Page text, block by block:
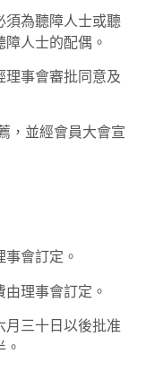
為聽障人士或聽
人士的配偶。
理事會審批同意及
，並經會員大會宣
會訂定。
理事會訂定。
月三十日以後批准